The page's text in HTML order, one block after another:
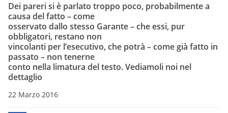
Dei pareri si è parlato troppo poco, probabilmente a
causa del fatto – come
osservato dallo stesso Garante – che essi, pur
obbligatori, restano non
vincolanti per l’esecutivo, che potrà – come già fatto in
passato – non tenerne
conto nella limatura del testo. Vediamoli noi nel
dettaglio
22 Marzo 2016